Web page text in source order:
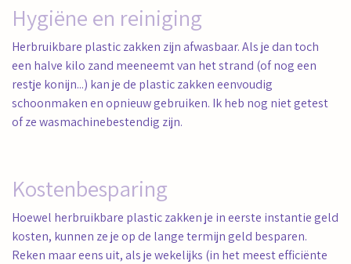
Hygiëne en reiniging
Herbruikbare plastic zakken zijn afwasbaar. Als je dan toch
een halve kilo zand meeneemt van het strand (of nog een
restje konijn...) kan je de plastic zakken eenvoudig
schoonmaken en opnieuw gebruiken. Ik heb nog niet getest
of ze wasmachinebestendig zijn.
Kostenbesparing
Hoewel herbruikbare plastic zakken je in eerste instantie geld
kosten, kunnen ze je op de lange termijn geld besparen.
Reken maar eens uit, als je wekelijks (in het meest efficiënte